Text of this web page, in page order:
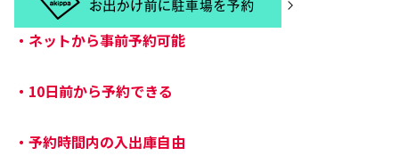
・ ネットから事前予約可能
・ 10日前から予約できる
・ 予約時間内の入出庫自由